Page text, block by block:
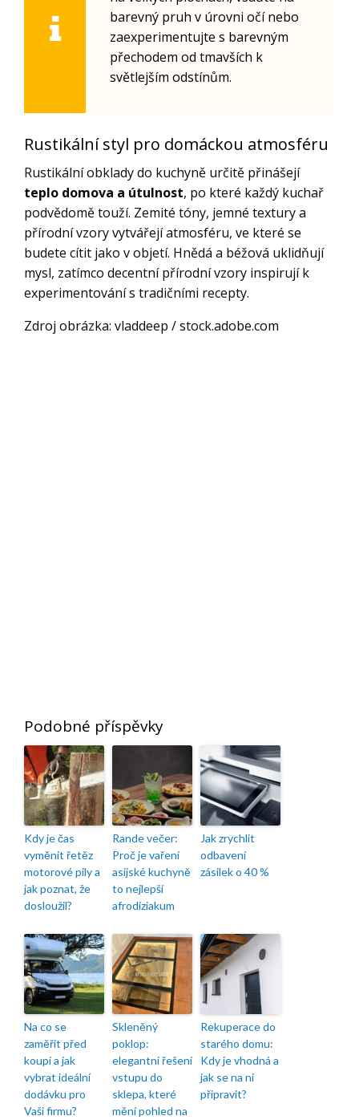
barevný pruh v úrovni očí nebo
zaexperimentujte s barevným
přechodem od tmavších k
světlejším odstínům.
Rustikální styl pro domáckou atmosféru
Rustikální obklady do kuchyně určitě přinášejí
teplo domova a útulnost, po které každý kuchař
podvědomě touží. Zemité tóny, jemné textury a
přírodní vzory vytvářejí atmosféru, ve které se
budete cítit jako v objetí. Hnědá a béžová uklidňují
mysl, zatímco decentní přírodní vzory inspirují k
experimentování s tradičními recepty.
Zdroj obrázka: vladdeep / stock.adobe.com
Podobné příspěvky
Kdy je čas
vyměnit řetěz
motorové pily a
jak poznat, že
dosloužil?
Rande večer:
Proč je vaření
asijské kuchyně
to nejlepší
afrodiziakum
Jak zrychlit
odbavení
zásilek o 40 %
Na co se
zaměřit před
koupí a jak
vybrat ideální
dodávku pro
Vaši firmu?
Skleněný
poklop:
elegantní řešení
vstupu do
sklepa, které
mění pohled na
Rekuperace do
starého domu:
Kdy je vhodná a
jak se na ni
připravit?